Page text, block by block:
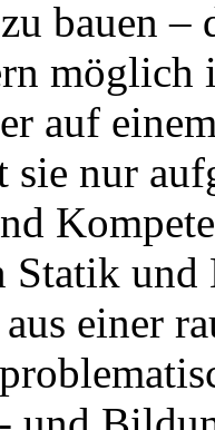
bauen
möglich
auf
sie nur
Statik
einer